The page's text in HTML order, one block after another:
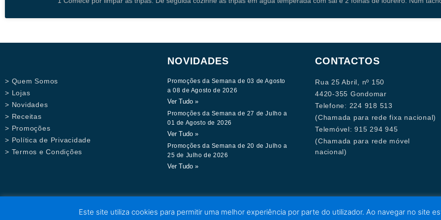
> Quem Somos
> Lojas
> Novidades
> Receitas
> Promoções
> Política de Privacidade
> Termos e Condições
NOVIDADES
Promoções da Semana de 03 de Agosto
a 08 de Agosto de 2026
Ver Tudo »
Promoções da Semana de 27 de Julho a
01 de Agosto de 2026
Ver Tudo »
Promoções da Semana de 20 de Julho a
25 de Julho de 2026
Ver Tudo »
CONTACTOS
Rua 25 Abril, nº 150
4420-355 Gondomar
Telefone: 224 918 513
(Chamada para rede fixa nacional)
Telemóvel: 915 294 945
(Chamada para rede móvel
nacional)
Este site utiliza cookies para permitir uma melhor experiência por parte do utilizador. Ao navegar no site